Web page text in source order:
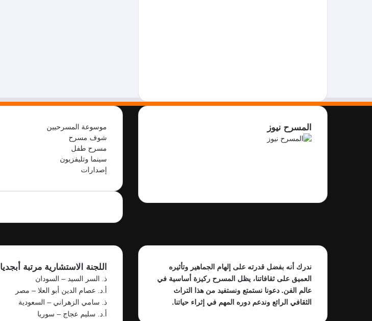
موسوعة المسرحيين
شوف مسرح
مسرح طفل
سينما وتليفزيون
إصدارات
المسرح نيوز
اللجنة الاستشارية مرتبة أبجديا
ذ. السر السيد – السودان
أ.د. عصام الدين أبو العلا – مصر
ذ. سامي الزهراني – السعودية
أ.د. سليم عجاج – سوريا
ندرك أنه بفضل قدرته على إلهام الجماهير وتأثيره
العميق على ثقافاتنا، يظل المسرح ركيزة أساسية في
عالم الفن. دعونا نستمتع ونستفيد من هذا التراث
الثقافي الرائع وندعم دوره المهم في إثراء حياتنا.